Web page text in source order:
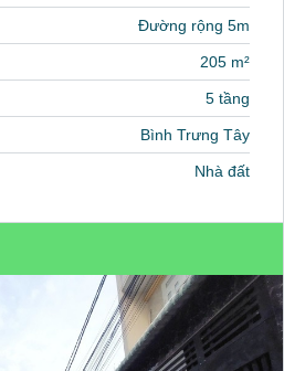
Đường rộng 5m
205 m²
5 tầng
Bình Trưng Tây
Nhà đất